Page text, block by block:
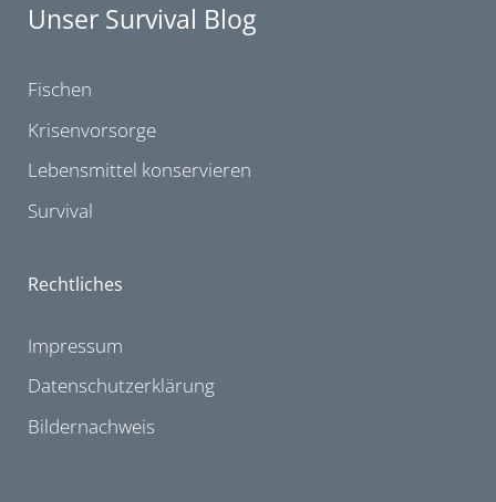
Unser Survival Blog
Fischen
Krisenvorsorge
Lebensmittel konservieren
Survival
Rechtliches
Impressum
Datenschutzerklärung
Bildernachweis